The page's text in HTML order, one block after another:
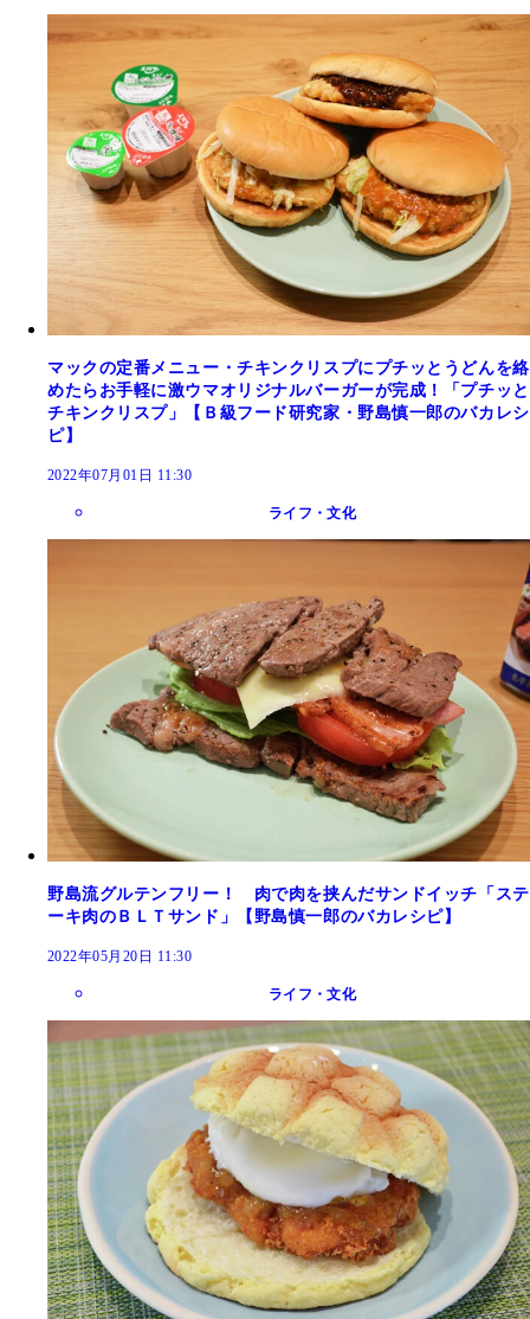
マックの定番メニュー・チキンクリスプにプチッとうどんを絡
めたらお手軽に激ウマオリジナルバーガーが完成！「プチッと
チキンクリスプ」【Ｂ級フード研究家・野島慎一郎のバカレシ
ピ】
2022年07月01日 11:30
ライフ・文化
野島流グルテンフリー！ 肉で肉を挟んだサンドイッチ「ステ
ーキ肉のＢＬＴサンド」【野島慎一郎のバカレシピ】
2022年05月20日 11:30
ライフ・文化